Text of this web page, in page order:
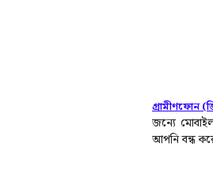
গ্রামীণফোন
জন্যে
আপনি বন্ধ